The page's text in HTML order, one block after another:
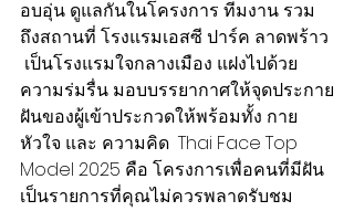
อบอุ่น ดูแลกันในโครงการ ทีมงาน รวม
ถึงสถานที่ โรงแรมเอสซี ปาร์ค ลาดพร้าว
เป็นโรงแรมใจกลางเมือง แฝงไปด้วย
ความร่มรื่น มอบบรรยากาศให้จุดประกาย
ฝันของผู้เข้าประกวดให้พร้อมทั้ง กาย
หัวใจ และ ความคิด  Thai Face Top
Model 2025 คือ โครงการเพื่อคนที่มีฝัน
เป็นรายการที่คุณไม่ควรพลาดรับชม